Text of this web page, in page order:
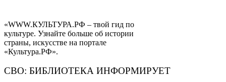
«WWW.КУЛЬТУРА.РФ – твой гид по
культуре. Узнайте больше об истории
страны, искусстве на портале
«Культура.РФ».
СВО: БИБЛИОТЕКА ИНФОРМИРУЕТ